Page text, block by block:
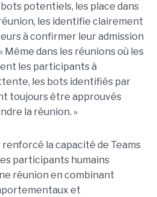
potentiels, les place dans
les identifie clairement
à confirmer leur admission
Même dans les réunions où les
les participants à
les bots identifiés par
toujours être approuvés
la réunion. »
renforcé la capacité de Teams
participants humains
réunion en combinant
et